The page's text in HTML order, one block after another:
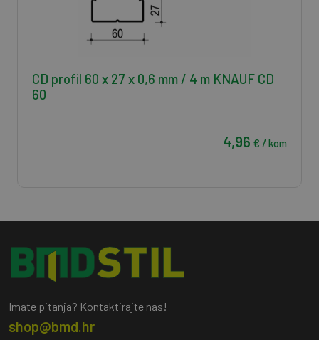
CD profil 60 x 27 x 0,6 mm / 4 m KNAUF CD
60
4,96 € / kom
Imate pitanja? Kontaktirajte nas!
shop@bmd.hr